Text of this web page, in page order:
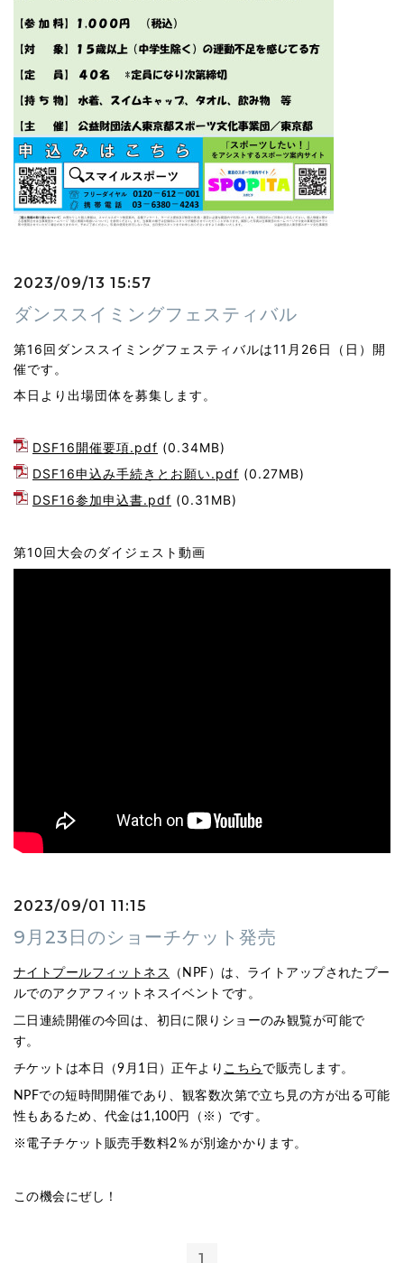
2023/09/13 15:57
ダンススイミングフェスティバル
第16回ダンススイミングフェスティバルは11月26日（日）開
催です。
本日より出場団体を募集します。
DSF16開催要項.pdf (0.34MB)
DSF16申込み手続きとお願い.pdf (0.27MB)
DSF16参加申込書.pdf (0.31MB)
第10回大会のダイジェスト動画
2023/09/01 11:15
9月23日のショーチケット発売
ナイトプールフィットネス
（NPF）は、ライトアップされたプー
ルでのアクアフィットネスイベントです。
二日連続開催の今回は、初日に限りショーのみ観覧が可能で
す。
チケットは本日（9月1日）正午より こちら で販売します。
NPFでの短時間開催であり、観客数次第で立ち見の方が出る可能
性もあるため、代金は1,100円（※）です。
※電子チケット販売手数料2％が別途かかります。
この機会にぜし！
1